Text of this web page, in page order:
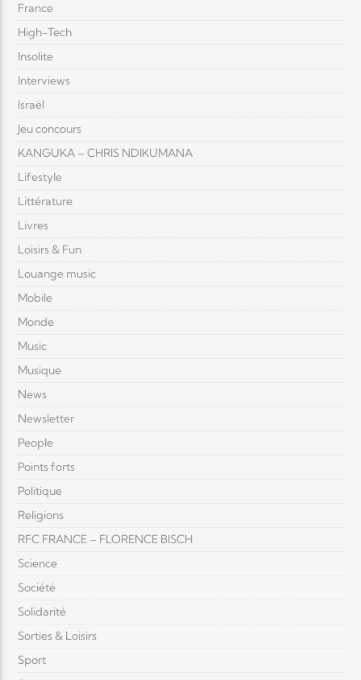
France
High-Tech
Insolite
Interviews
Israël
Jeu concours
KANGUKA – CHRIS NDIKUMANA
Lifestyle
Littérature
Livres
Loisirs & Fun
Louange music
Mobile
Monde
Music
Musique
News
Newsletter
People
Points forts
Politique
Religions
RFC FRANCE – FLORENCE BISCH
Science
Société
Solidarité
Sorties & Loisirs
Sport